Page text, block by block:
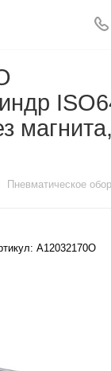
магнита,
Пневматическое
A12032170O